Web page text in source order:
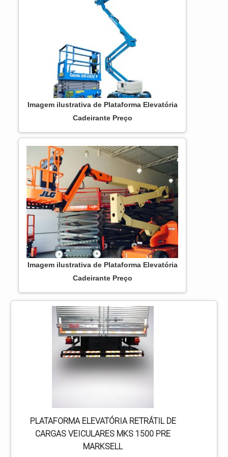
apresenta vários sistemas de proteção anti
buracos, além de extensões para o deck de
trabalho que se aproximam ainda mais do
serviço. Plataformas pa...
Imagem ilustrativa de Plataforma Elevatória
Cadeirante Preço
Imagem ilustrativa de Plataforma Elevatória
Cadeirante Preço
PLATAFORMA ELEVATÓRIA RETRÁTIL DE
CARGAS VEICULARES MKS 1500 PRE
MARKSELL